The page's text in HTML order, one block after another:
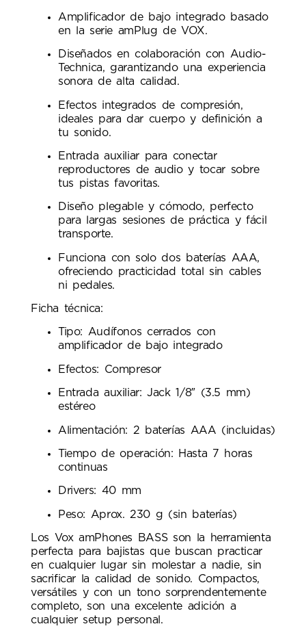
Amplificador de bajo integrado basado
en la serie amPlug de VOX.
Diseñados en colaboración con Audio-
Technica, garantizando una experiencia
sonora de alta calidad.
Efectos integrados de compresión,
ideales para dar cuerpo y definición a
tu sonido.
Entrada auxiliar para conectar
reproductores de audio y tocar sobre
tus pistas favoritas.
Diseño plegable y cómodo, perfecto
para largas sesiones de práctica y fácil
transporte.
Funciona con solo dos baterías AAA,
ofreciendo practicidad total sin cables
ni pedales.
Ficha técnica:
Tipo: Audífonos cerrados con
amplificador de bajo integrado
Efectos: Compresor
Entrada auxiliar: Jack 1/8″ (3.5 mm)
estéreo
Alimentación: 2 baterías AAA (incluidas)
Tiempo de operación: Hasta 7 horas
continuas
Drivers: 40 mm
Peso: Aprox. 230 g (sin baterías)
Los Vox amPhones BASS son la herramienta
perfecta para bajistas que buscan practicar
en cualquier lugar sin molestar a nadie, sin
sacrificar la calidad de sonido. Compactos,
versátiles y con un tono sorprendentemente
completo, son una excelente adición a
cualquier setup personal.